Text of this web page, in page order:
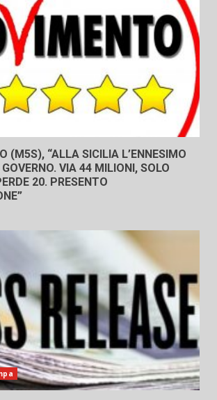
(M5S), “ALLA SICILIA L’ENNESIMO
VIA 44 MILIONI, SOLO
20. PRESENTO